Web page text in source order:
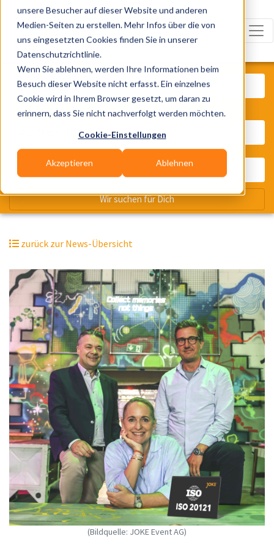
unsere Besucher auf dieser Website und anderen
Medien-Seiten zu erstellen. Mehr Infos über die von
uns eingesetzten Cookies finden Sie in unserer
Datenschutzrichtlinie.
Wenn Sie ablehnen, werden Ihre Informationen beim
Besuch dieser Website nicht erfasst. Ein einzelnes
Cookie wird in Ihrem Browser gesetzt, um daran zu
erinnern, dass Sie nicht nachverfolgt werden möchten.
Cookie-Einstellungen
Akzeptieren Ablehnen
zurück zur News-Übersicht
(Bildquelle: JOKE Event AG)
Was? Künstler, Zelte, Bands,
Wo? Stadt, PLZ, Ort
Wir suchen für Dich